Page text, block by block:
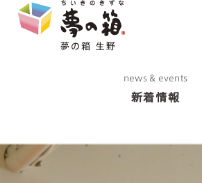
news & events
新着情報